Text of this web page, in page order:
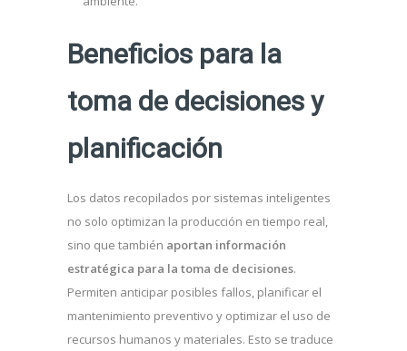
Beneficios para la
toma de decisiones y
planificación
Los datos recopilados por sistemas inteligentes
no solo optimizan la producción en tiempo real,
sino que también aportan información
estratégica para la toma de decisiones.
Permiten anticipar posibles fallos, planificar el
mantenimiento preventivo y optimizar el uso de
recursos humanos y materiales. Esto se traduce